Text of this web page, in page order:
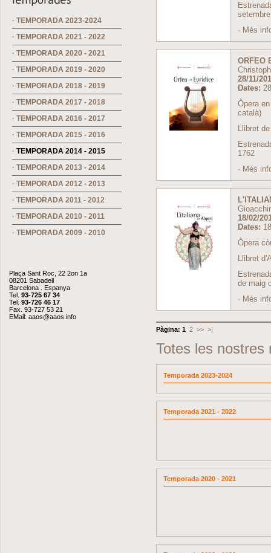
· TEMPORADA 2023-2024
· TEMPORADA 2021 - 2022
· TEMPORADA 2020 - 2021
· TEMPORADA 2019 - 2020
· TEMPORADA 2018 - 2019
· TEMPORADA 2017 - 2018
· TEMPORADA 2016 - 2017
· TEMPORADA 2015 - 2016
· TEMPORADA 2014 - 2015
· TEMPORADA 2013 - 2014
· TEMPORADA 2012 - 2013
· TEMPORADA 2011 - 2012
· TEMPORADA 2010 - 2011
· TEMPORADA 2009 - 2010
Plaça Sant Roc, 22 2on 1a
08201 Sabadell
Barcelona . Espanya
Tel. 93-725 67 34
Tel. 93-726 46 17
Fax. 93-727 53 21
EMail: aaos@aaos.info
· Més
ORFEO
28/11/
Dates:
Òpera
català)
Llibret
1762
· Més
18/02/
Dates:
Òpera
Llibret
de maig
· Més
Pàgina: 1 2 >> >|
Totes les nostres
Temporada 2023-2024
Temporada 2021 - 2022
Temporada 2020 - 2021